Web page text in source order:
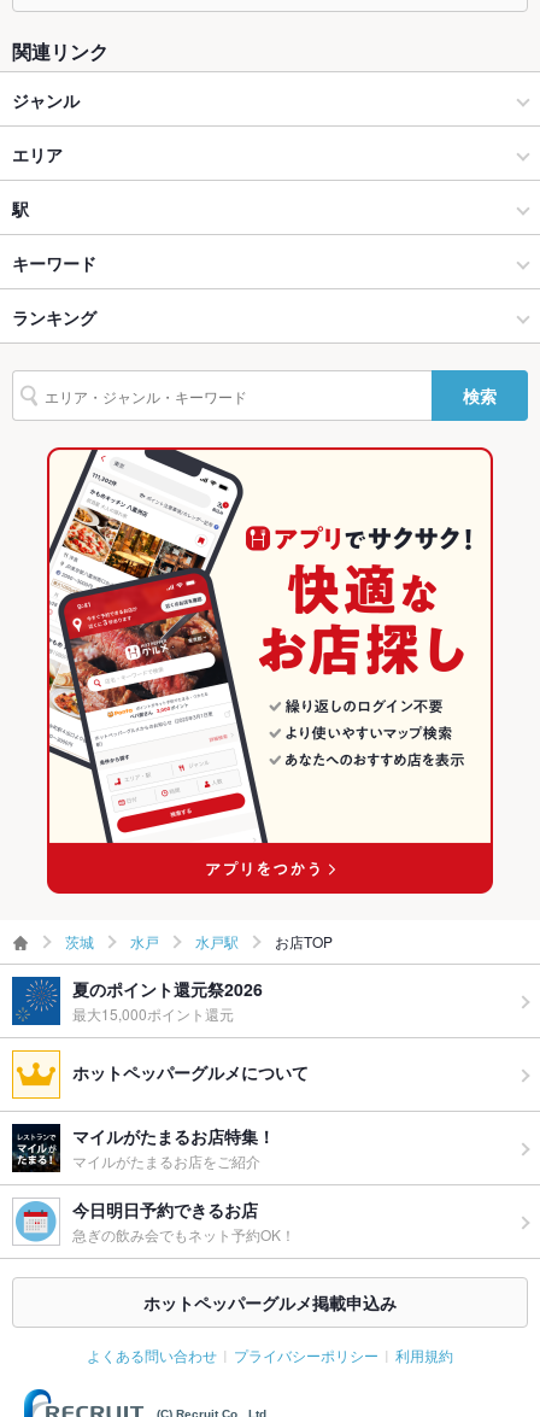
貸切 貸切不可
設備
Wi-Fi
バリアフリ
ー
駐車場
その他設備
なし
食べ放題 なし
お子様連れ お子様連れ不可
ウェディン
グパーティ
ー二次会
－
－
関連リンク
ジャンル
イタリアン・フレンチ
イタリアン
水戸 × イタリアン・フレンチ
水戸 × イタリアン
水戸駅 × イタリアン・フレンチ
水戸駅 × イタリアン
エリア
水戸駅
水戸駅 × イタリアン・フレンチ
水戸駅 × イタリアン
茨城
茨城 × イタリアン・フレンチ
茨城 × イタリアン
駅
偕楽園駅
常陸青柳駅
水戸駅
キーワード
エビ料理 ステーキ
和牛ステーキ
ランキング
茨城のグルメランキング
茨城のイタリアン・フレンチランキング
茨城のイタリアンランキング
水戸のグルメランキング
水戸のイタリアン・フレンチランキング
水戸のイタリアンランキング
水戸駅のグルメランキング
水戸駅のイタリアン・フレンチランキング
水戸駅のイタリアンランキング
検索
茨城 水戸 水戸駅 お店TOP
夏のポイント還元祭2026
最大15,000ポイント還元
ホットペッパーグルメについて
マイルがたまるお店特集！
マイルがたまるお店をご紹介
今日明日予約できるお店
急ぎの飲み会でもネット予約OK！
ホットペッパーグルメ掲載申込み
よくある問い合わせ プライバシーポリシー 利用規約
(C) Recruit Co., Ltd.